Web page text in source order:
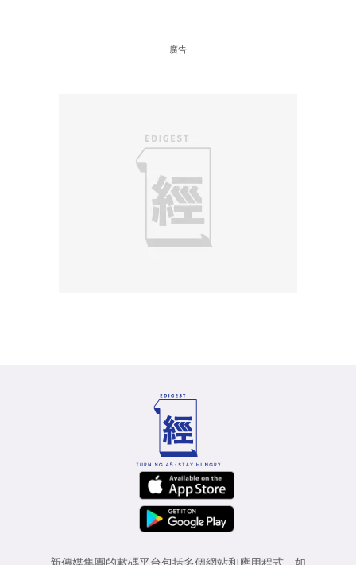
廣告
新傳媒集團的數碼平台包括多個網站和應用程式，如